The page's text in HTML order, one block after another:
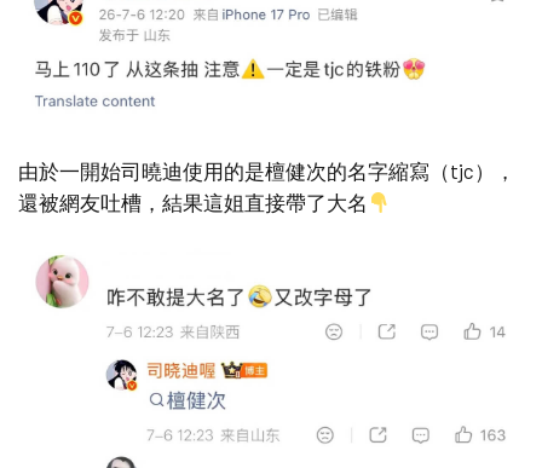
由於一開始司曉迪使用的是檀健次的名字縮寫（tjc），
還被網友吐槽，結果這姐直接帶了大名